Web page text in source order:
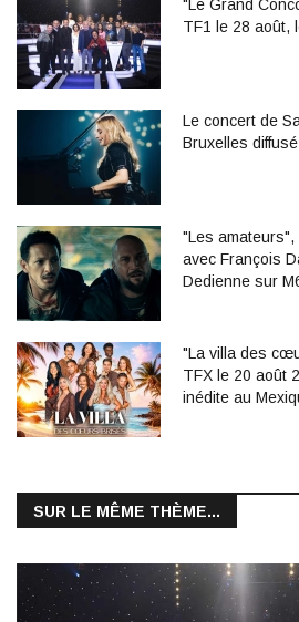
"Le Grand
TF1 le 28 août,
Le concert de
Bruxelles
"Les
avec François
Dedienne sur
"La villa des
TFX le 20 août
inédite au
SUR LE MÊME THÈME...